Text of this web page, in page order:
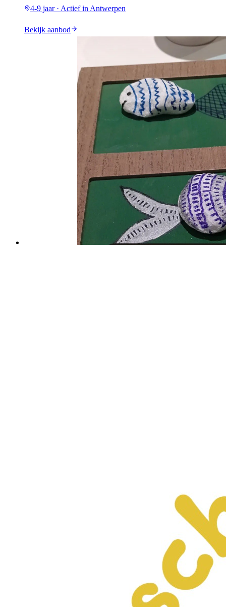
4-9 jaar · Actief in Antwerpen
Bekijk aanbod